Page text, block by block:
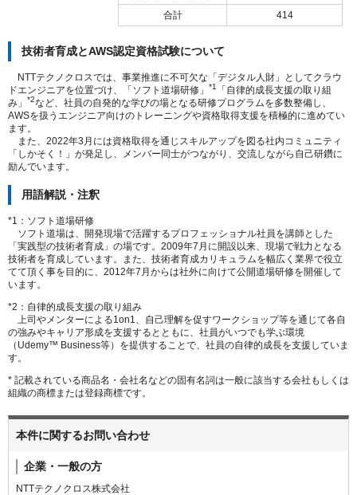
合計
414
技術者育成とAWS認定資格試験について
NTTテクノクロスでは、事業推進に不可欠な「デジタル人財」としてクラウ
ドエンジニアを位置づけ、「ソフト道場研修」
*1
「自律的成長支援の取り組
み」
*2など、社員の自発的な学びの場となる研修プログラムを多数整備し、
AWSを扱うエンジニア向けのトレーニングや資格取得支援を積極的に進めてい
ます。
また、2022年3月には資格取得を通じスキルアップを図る社内コミュニティ
「しかそく！」が発足し、メンバー同士がつながり、交流しながら自己研鑽に
励んでいます。
用語解説・注釈
*1：ソフト道場研修
ソフト道場は、開発現場で活躍するプロフェッショナル社員を講師とした
「実践型の技術者育成」の場です。2009年7月に開設以来、現場で戦力となる
技術者を育成しています。また、技術者育成カリキュラムを幅広く業界で役立
てて頂く事を目的に、2012年7月からは社外に向けて公開道場研修を開催して
います。
*2：自律的成長支援の取り組み
上司やメンターによる1on1、自己理解を促すワークショップ等を通じて各自
の強みやキャリア形成を支援するとともに、社員がいつでも学ぶ環境
（Udemy™ Business等）を提供することで、社員の自律的成長を支援していま
す。
* 記載されている商品名・会社名などの固有名詞は一般に該当する会社もしくは
組織の商標または登録商標です。
本件に関するお問い合わせ
企業・一般の方
NTTテクノクロス株式会社